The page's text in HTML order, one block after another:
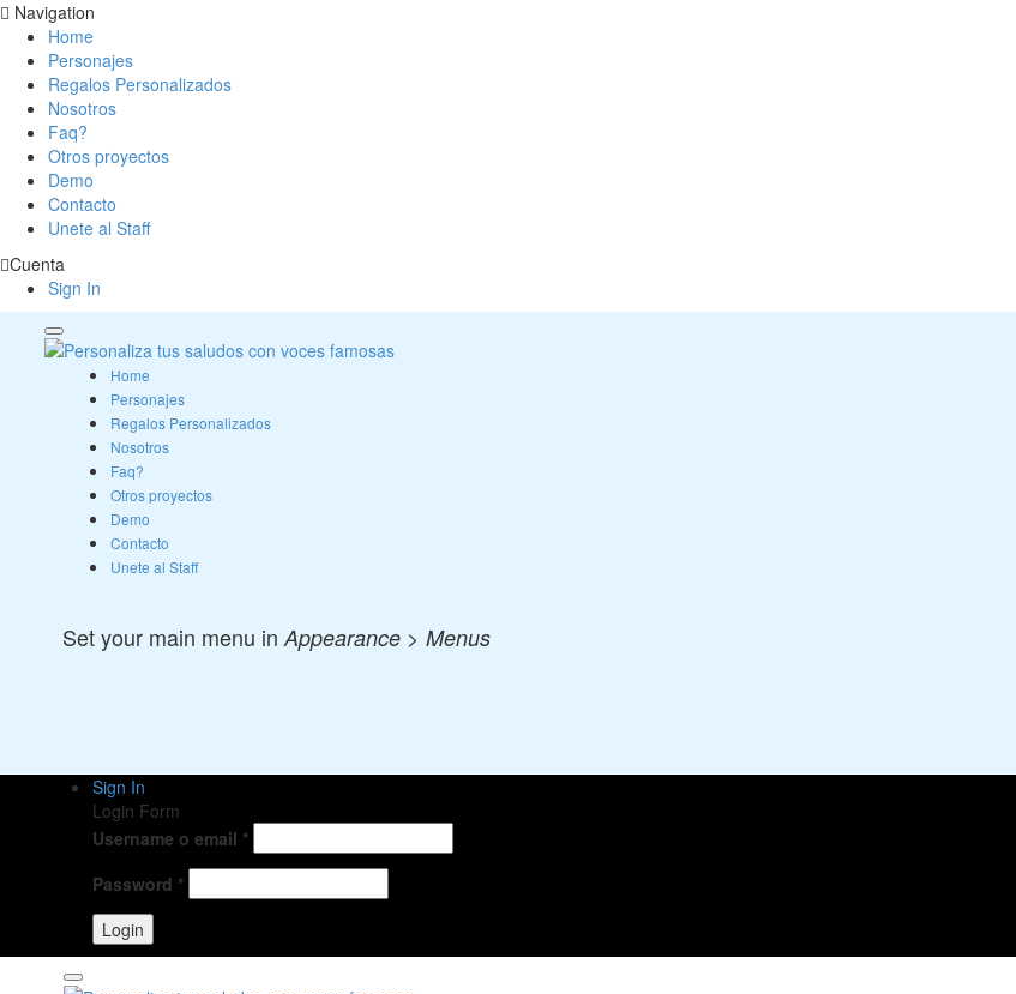
Navigation
Home
Personajes
Regalos Personalizados
Nosotros
Faq?
Otros proyectos
Demo
Contacto
Unete al Staff
Cuenta
Sign In
Home
Personajes
Regalos Personalizados
Nosotros
Faq?
Otros proyectos
Demo
Contacto
Unete al Staff
Set your main menu inAppearance > Menus
Sign In
Login Form
Username o email *
Password *